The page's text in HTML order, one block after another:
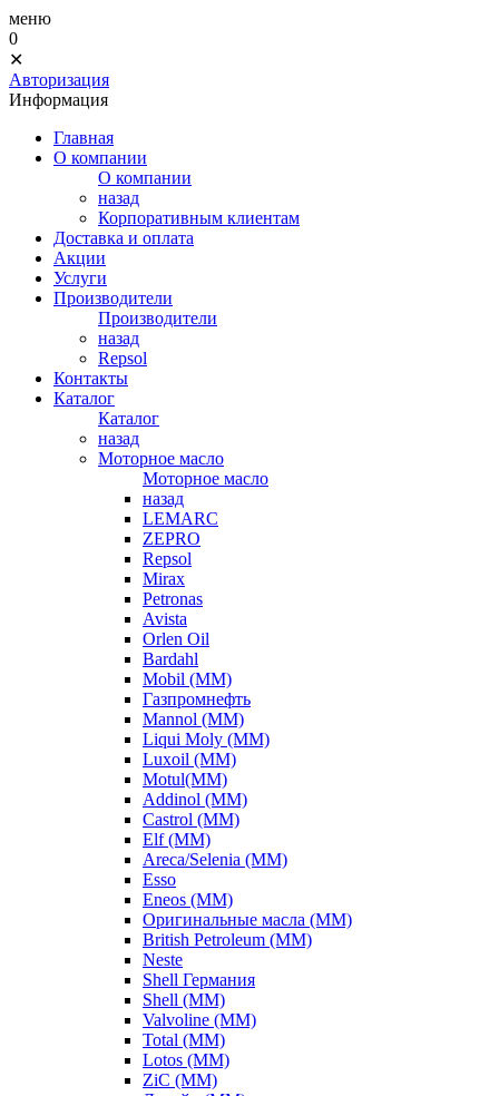
меню
0
✕
Авторизация
Информация
Главная
О компании
О компании
назад
Корпоративным клиентам
Доставка и оплата
Акции
Услуги
Производители
Производители
назад
Repsol
Контакты
Каталог
Каталог
назад
Моторное масло
Моторное масло
назад
LEMARC
ZEPRO
Repsol
Mirax
Petronas
Avista
Orlen Oil
Bardahl
Mobil (ММ)
Газпромнефть
Mannol (ММ)
Liqui Moly (ММ)
Luxoil (ММ)
Motul(ММ)
Addinol (ММ)
Castrol (ММ)
Elf (ММ)
Areca/Selenia (ММ)
Esso
Eneos (ММ)
Оригинальные масла (ММ)
British Petroleum (ММ)
Neste
Shell Германия
Shell (ММ)
Valvoline (ММ)
Total (ММ)
Lotos (ММ)
ZiC (ММ)